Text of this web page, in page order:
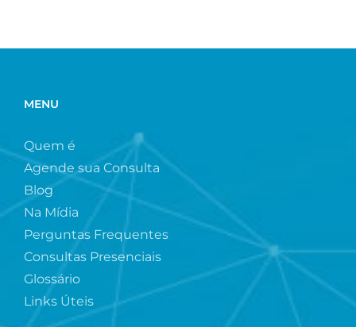
MENU
Quem é
Agende sua Consulta
Blog
Na Mídia
Perguntas Frequentes
Consultas Presenciais
Glossário
Links Úteis